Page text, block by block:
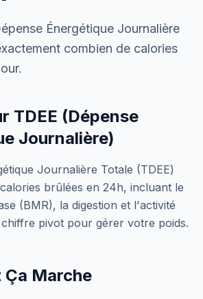
Énergétique Journalière
combien de calories
TDEE (Dépense
Journalière)
Journalière Totale (TDEE)
brûlées en 24h, incluant le
(BMR), la digestion et l'activité
pivot pour gérer votre poids.
Ça Marche